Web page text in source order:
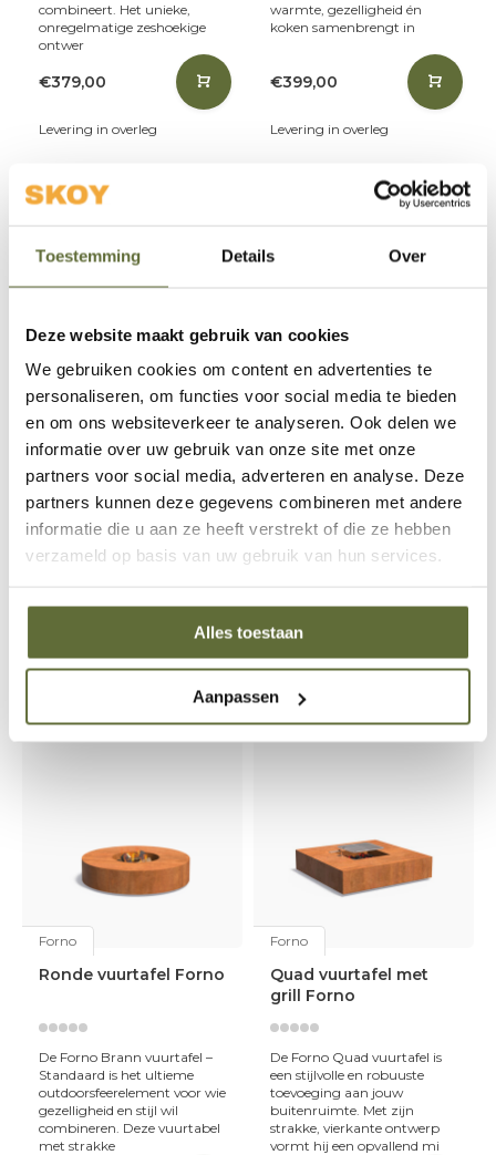
Toestemming Details Over
Deze website maakt gebruik van cookies
We gebruiken cookies om content en advertenties te
personaliseren, om functies voor social media te bieden
en om ons websiteverkeer te analyseren. Ook delen we
informatie over uw gebruik van onze site met onze
partners voor social media, adverteren en analyse. Deze
partners kunnen deze gegevens combineren met andere
informatie die u aan ze heeft verstrekt of die ze hebben
verzameld op basis van uw gebruik van hun services.
Alles toestaan
Aanpassen
combineert. Het unieke,
onregelmatige zeshoekige
ontwer
€379,00
Levering in overleg
warmte, gezelligheid én
koken samenbrengt in
€399,00
Levering in overleg
Forno
Vuurschaal Halo Forno
De Forno Halo vuurschaal is
een stijlvolle en veelzijdige
terras. Deze robuuste
Forno
Quad vuurtafel Forno
De Forno Quad vuurtafel is
een stijlvolle en robuuste
buitenruimte. Met zijn
€649,00
Forno
Ronde vuurtafel Forno
De Forno Brann vuurtafel –
Standaard is het ultieme
outdoor­sfeerelement voor wie
gezelligheid en stijl wil
combineren. Deze vuurtabel
met strakke
Forno
Quad vuurtafel met
grill Forno
De Forno Quad vuurtafel is
een stijlvolle en robuuste
toevoeging aan jouw
buitenruimte. Met zijn
strakke, vierkante ontwerp
vormt hij een opvallend mi